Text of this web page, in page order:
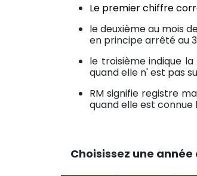
Le premier chiffre
le deuxième au mois
en principe arrêté au
le troisième indique
quand elle n' est pas
RM signifie registre
quand elle est connue
Choisissez une